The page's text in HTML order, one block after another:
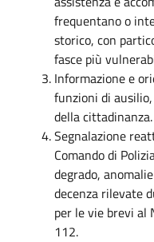
frequentano o
storico, con
fasce più
Informazione e
funzioni di
della cittadinanza.
Segnalazione
Comando di
degrado,
decenza rilevate
per le vie brevi al
112.